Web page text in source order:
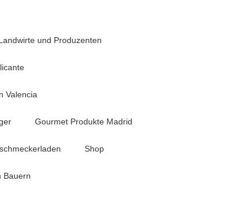
und Produzenten
Valencia
Gourmet Produkte Madrid
Shop
Bauern